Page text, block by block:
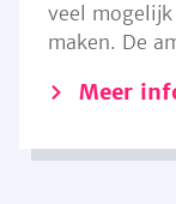
veel
maken. De
Meer